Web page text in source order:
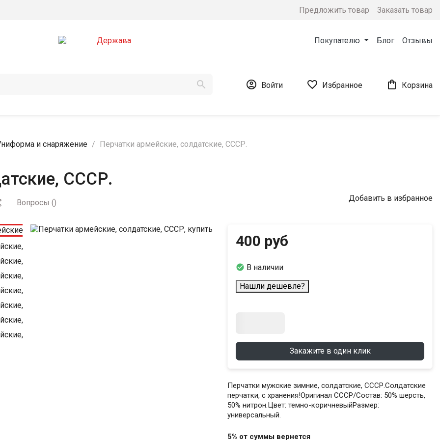
Предложить товар Заказать товар
Покупателю Блог Отзывы
  Войти  Избранное  Корзина
и снаряжение Перчатки армейские, солдатские, СССР.
СССР.
Вопросы () Добавить в избранное
400 руб
 В наличии
Нашли дешевле?
Закажите в один клик
Перчатки мужские зимние, солдатские, СССР.Солдатские
перчатки, с хранения!Оригинал СССР/Состав: 50% шерсть,
50% нитрон.Цвет: темно-коричневыйРазмер:
универсальный.
5% от суммы вернется